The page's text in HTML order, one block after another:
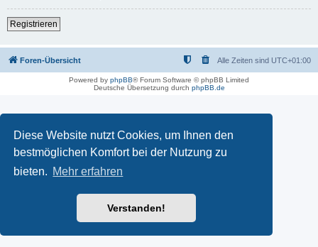
Diese Website nutzt Cookies, um Ihnen den
bestmöglichen Komfort bei der Nutzung zu
bieten. Mehr erfahren
Verstanden!
Registrieren
Foren-Übersicht Alle Zeiten sind UTC+01:00
Powered by phpBB® Forum Software © phpBB Limited
Deutsche Übersetzung durch phpBB.de